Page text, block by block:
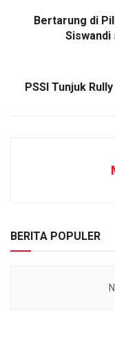
Bertarung di
Siswandi
PSSI Tunjuk
BERITA POPULER